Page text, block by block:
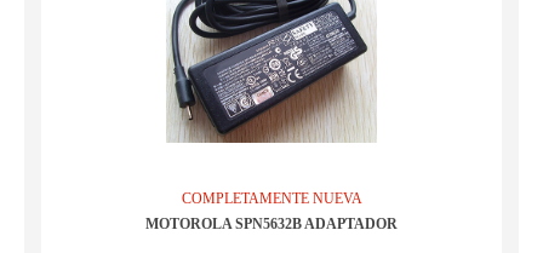
COMPLETAMENTE NUEVA
MOTOROLA SPN5632B ADAPTADOR